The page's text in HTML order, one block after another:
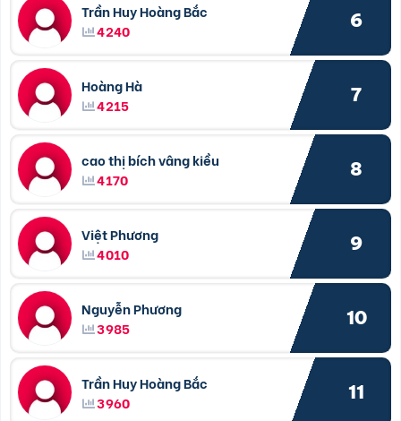
Trần Huy Hoàng Bắc
4240
6
Hoàng Hà
4215
7
cao thị bích vâng kiều
4170
8
Việt Phương
4010
9
Nguyễn Phương
3985
10
Trần Huy Hoàng Bắc
3960
11